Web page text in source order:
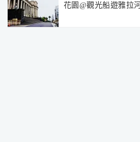
花園@觀光船遊雅拉河